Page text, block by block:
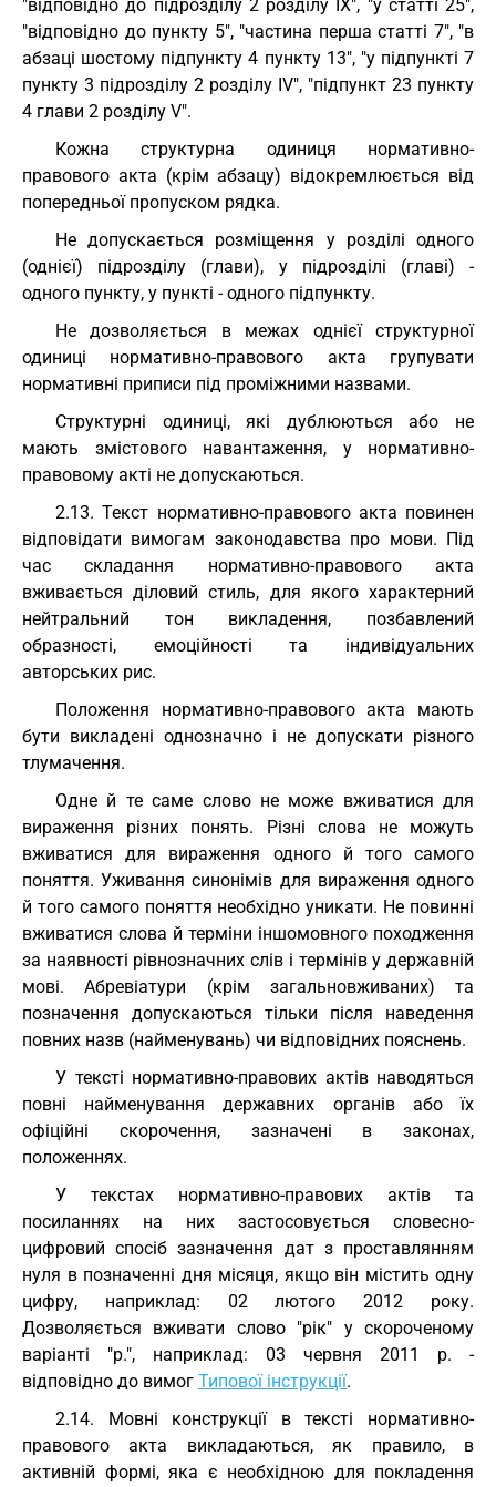
"відповідно до підрозділу 2 розділу ІХ", "у статті 25",
"відповідно до пункту 5", "частина перша статті 7", "в
абзаці шостому підпункту 4 пункту 13", "у підпункті 7
пункту 3 підрозділу 2 розділу IV", "підпункт 23 пункту
4 глави 2 розділу V".
Кожна структурна одиниця нормативно-
правового акта (крім абзацу) відокремлюється від
попередньої пропуском рядка.
Не допускається розміщення у розділі одного
(однієї) підрозділу (глави), у підрозділі (главі) -
одного пункту, у пункті - одного підпункту.
Не дозволяється в межах однієї структурної
одиниці нормативно-правового акта групувати
нормативні приписи під проміжними назвами.
Структурні одиниці, які дублюються або не
мають змістового навантаження, у нормативно-
правовому акті не допускаються.
2.13. Текст нормативно-правового акта повинен
відповідати вимогам законодавства про мови. Під
час складання нормативно-правового акта
вживається діловий стиль, для якого характерний
нейтральний тон викладення, позбавлений
образності, емоційності та індивідуальних
авторських рис.
Положення нормативно-правового акта мають
бути викладені однозначно і не допускати різного
тлумачення.
Одне й те саме слово не може вживатися для
вираження різних понять. Різні слова не можуть
вживатися для вираження одного й того самого
поняття. Уживання синонімів для вираження одного
й того самого поняття необхідно уникати. Не повинні
вживатися слова й терміни іншомовного походження
за наявності рівнозначних слів і термінів у державній
мові. Абревіатури (крім загальновживаних) та
позначення допускаються тільки після наведення
повних назв (найменувань) чи відповідних пояснень.
У тексті нормативно-правових актів наводяться
повні найменування державних органів або їх
офіційні скорочення, зазначені в законах,
положеннях.
У текстах нормативно-правових актів та
посиланнях на них застосовується словесно-
цифровий спосіб зазначення дат з проставлянням
нуля в позначенні дня місяця, якщо він містить одну
цифру, наприклад: 02 лютого 2012 року.
Дозволяється вживати слово "рік" у скороченому
варіанті "р.", наприклад: 03 червня 2011 р. -
відповідно до вимог Типової інструкції.
2.14. Мовні конструкції в тексті нормативно-
правового акта викладаються, як правило, в
активній формі, яка є необхідною для покладення